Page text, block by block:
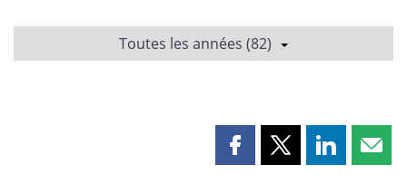
Toutes les années (82)
PartagerPartagerPartager